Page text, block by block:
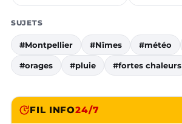
SUJETS
#Montpellier #Nîmes #météo
#orages #pluie #fortes chaleurs
FIL INFO24/7